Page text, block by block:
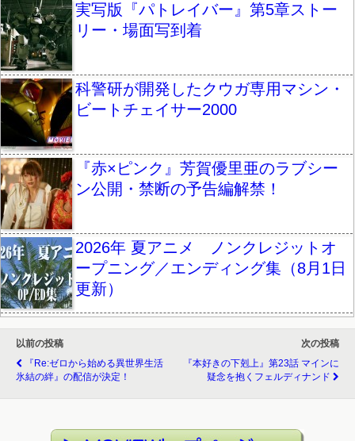
実写版『パトレイバー』第5章ストー
リー・場面写到着
科警研が開発したクウガ専用マシン・
ビートチェイサー2000
『赤×ピンク』芳賀優里亜のラブシー
ン公開・禁断の予告編解禁！
2026年 夏アニメ ノンクレジットオ
ープニング／エンディング集（8月1日
更新）
以前の投稿
『Re:ゼロから始める異世界生活
氷結の絆』の配信が決定！
次の投稿
『本好きの下剋上』第23話 マインに
疑念を抱くフェルディナンド